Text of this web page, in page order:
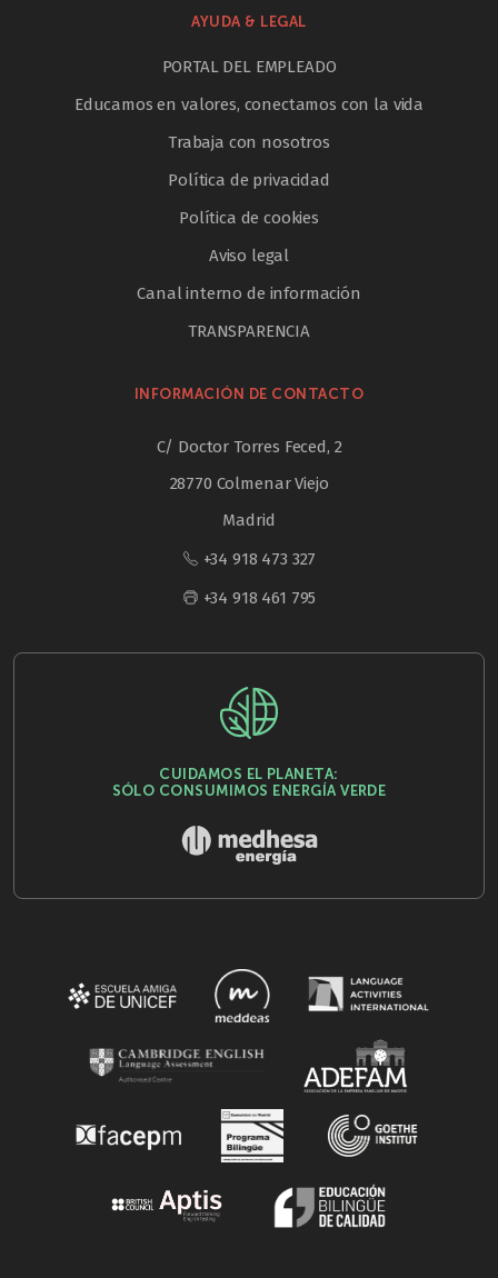
AYUDA & LEGAL
PORTAL DEL EMPLEADO
Educamos en valores, conectamos con la vida
Trabaja con nosotros
Política de privacidad
Política de cookies
Aviso legal
Canal interno de información
TRANSPARENCIA
INFORMACIÓN DE CONTACTO
C/ Doctor Torres Feced, 2
28770 Colmenar Viejo
Madrid
+34 918 473 327
+34 918 461 795
CUIDAMOS EL PLANETA:
SÓLO CONSUMIMOS ENERGÍA VERDE